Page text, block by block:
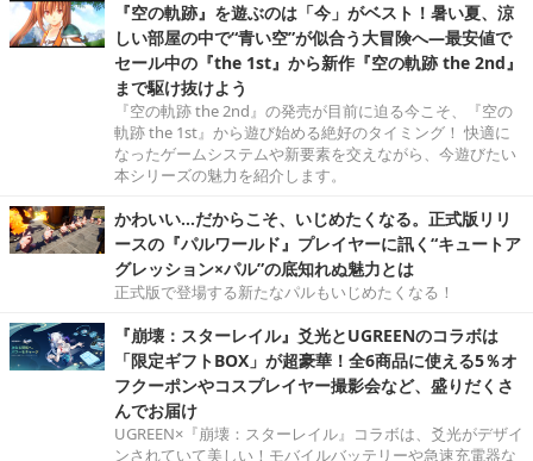
『空の軌跡』を遊ぶのは「今」がベスト！暑い夏、涼
しい部屋の中で“青い空”が似合う大冒険へ―最安値で
セール中の『the 1st』から新作『空の軌跡 the 2nd』
まで駆け抜けよう
『空の軌跡 the 2nd』の発売が目前に迫る今こそ、『空の
軌跡 the 1st』から遊び始める絶好のタイミング！ 快適に
なったゲームシステムや新要素を交えながら、今遊びたい
本シリーズの魅力を紹介します。
かわいい…だからこそ、いじめたくなる。正式版リリ
ースの『パルワールド』プレイヤーに訊く“キュートア
グレッション×パル”の底知れぬ魅力とは
正式版で登場する新たなパルもいじめたくなる！
『崩壊：スターレイル』爻光とUGREENのコラボは
「限定ギフトBOX」が超豪華！全6商品に使える5％オ
フクーポンやコスプレイヤー撮影会など、盛りだくさ
んでお届け
UGREEN×『崩壊：スターレイル』コラボは、爻光がデザイ
ンされていて美しい！モバイルバッテリーや急速充電器な